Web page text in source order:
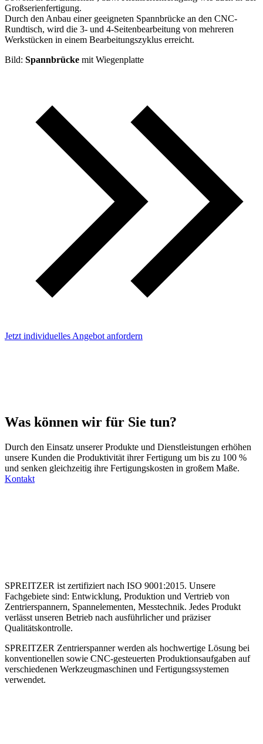
Großserienfertigung.
Durch den Anbau einer geeigneten Spannbrücke an den CNC-
Rundtisch, wird die 3- und 4-Seitenbearbeitung von mehreren
Werkstücken in einem Bearbeitungszyklus erreicht.
Bild: Spannbrücke mit Wiegenplatte
Jetzt individuelles Angebot anfordern
Was können wir für Sie tun?
Durch den Einsatz unserer Produkte und Dienstleistungen erhöhen
unsere Kunden die Produktivität ihrer Fertigung um bis zu 100 %
und senken gleichzeitig ihre Fertigungskosten in großem Maße.
Kontakt
SPREITZER ist zertifiziert nach ISO 9001:2015. Unsere
Fachgebiete sind: Entwicklung, Produktion und Vertrieb von
Zentrierspannern, Spannelementen, Messtechnik. Jedes Produkt
verlässt unseren Betrieb nach ausführlicher und präziser
Qualitätskontrolle.
SPREITZER Zentrierspanner werden als hochwertige Lösung bei
konventionellen sowie CNC-gesteuerten Produktionsaufgaben auf
verschiedenen Werkzeugmaschinen und Fertigungssystemen
verwendet.